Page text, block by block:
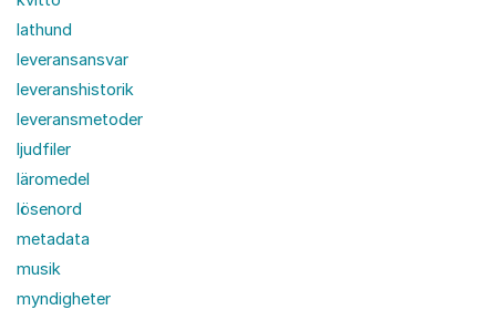
lathund
leveransansvar
leveranshistorik
leveransmetoder
ljudfiler
läromedel
lösenord
metadata
musik
myndigheter